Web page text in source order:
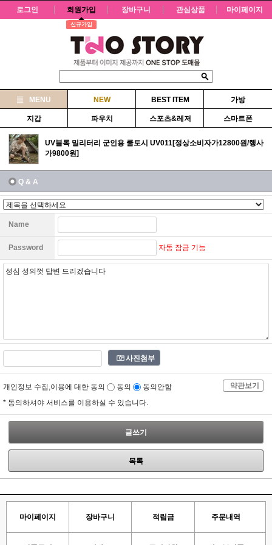
로그인 회원가입
신규가입
장바구니 관심상품 마이페이지
MENU NEW BEST ITEM 가방
지갑 파우치 스포츠&레저 스마트폰
UV블록 밀리터리 군인용 쿨토시 UV011[정상소비자가12800원/행사
가9800원]
Q & A
Name
Password 자동 잠금 기능
사진첨부
개인정보 수집,이용에 대한 동의 동의 동의안함
약관보기
* 동의하셔야 서비스를 이용하실 수 있습니다.
글쓰기
목록
마이페이지 장바구니 적립금 주문내역